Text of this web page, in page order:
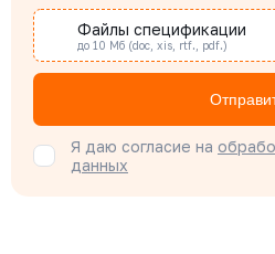
Файлы спецификации
до 10 Мб (doc, xis, rtf., pdf.)
Я даю согласие на
данных